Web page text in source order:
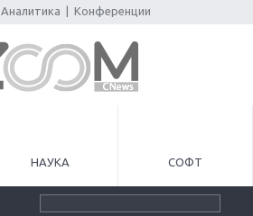
Аналитика Конференции
НАУКА СОФТ